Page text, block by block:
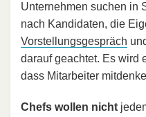
Unternehmen suchen in
nach Kandidaten, die
Vorstellungsgespräch
darauf geachtet. Es wird
dass Mitarbeiter
Chefs wollen nicht